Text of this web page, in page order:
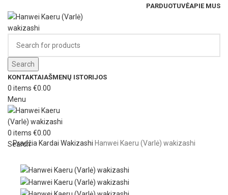
PARDUOTUVĖAPIE MUS
Search
KONTAKTAIAŠMENŲ ISTORIJOS
0 items €0.00
Menu
0 items €0.00
Search
Pradžia Kardai Wakizashi Hanwei Kaeru (Varlė) wakizashi